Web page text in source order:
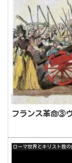
フランス革命③
ローマ世界とキリスト教の